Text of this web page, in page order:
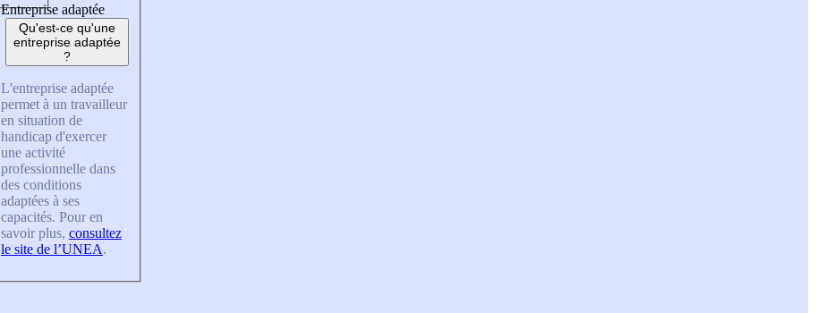
Entreprise adaptée
Qu'est-ce qu'une
entreprise adaptée
?
L'entreprise adaptée
permet à un travailleur
en situation de
handicap d'exercer
une activité
professionnelle dans
des conditions
adaptées à ses
capacités. Pour en
savoir plus, consultez
le site de l’UNEA.